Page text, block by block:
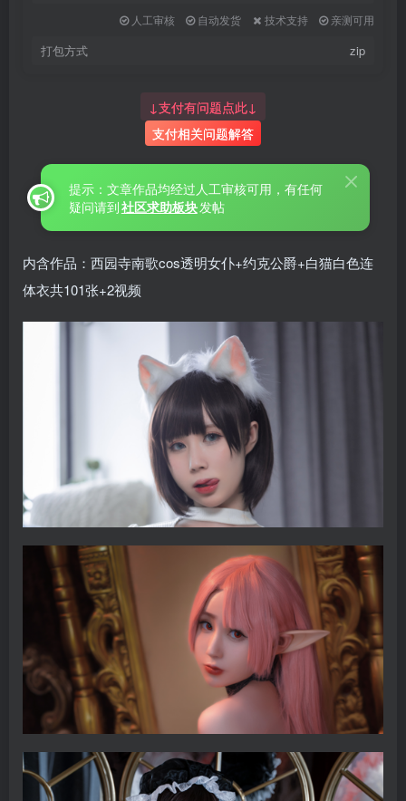
人工审核
自动发货 技术支持 亲测可用
打包方式 zip
↓支付有问题点此↓
支付相关问题解答
提示：文章作品均经过人工审核可用，有任何
疑问请到社区求助板块发帖
内含作品：西园寺南歌cos透明女仆+约克公爵+白猫白色连
体衣共101张+2视频